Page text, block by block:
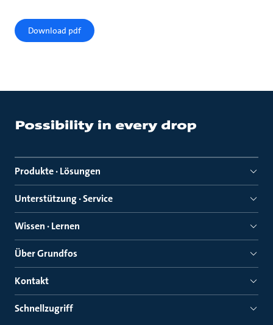
Download pdf
Produkte · Lösungen
Unterstützung · Service
Wissen · Lernen
Über Grundfos
Kontakt
Schnellzugriff